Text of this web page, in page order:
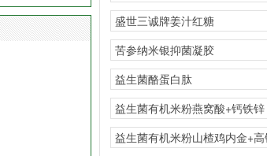
盛世三诚牌姜汁红糖
苦参纳米银抑菌凝胶
益生菌酪蛋白肽
益生菌有机米粉燕窝酸+钙铁锌
益生菌有机米粉山楂鸡内金+